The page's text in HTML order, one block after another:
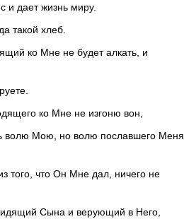
и дает жизнь миру.
такой хлеб.
ко Мне не будет алкать, и
ко Мне не изгоню вон,
волю Мою, но волю пославшего Меня
того, что Он Мне дал, ничего не
Сына и верующий в Него,